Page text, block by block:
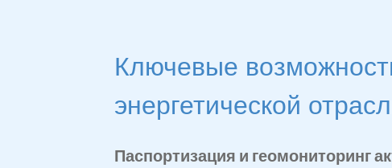
Ключевые
энергетической
Паспортизация и геомониторинг